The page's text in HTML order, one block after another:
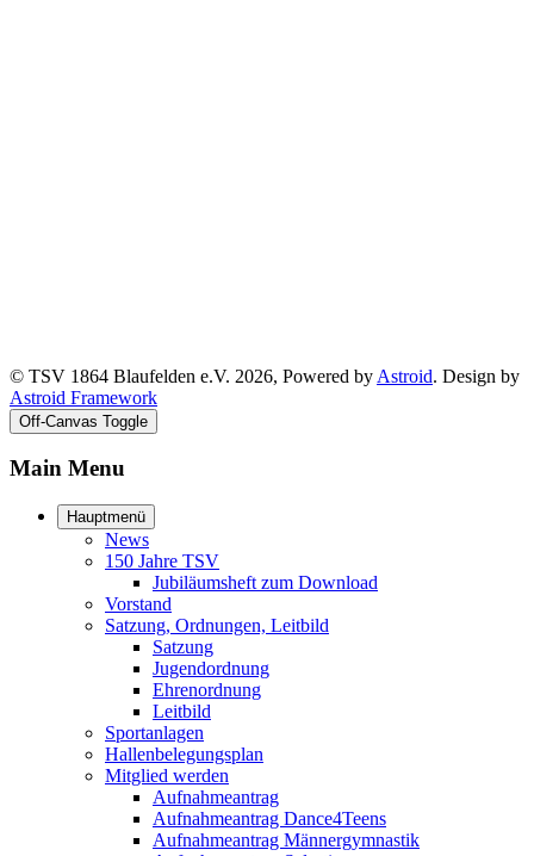
© TSV 1864 Blaufelden e.V. 2026, Powered by Astroid. Design by
Astroid Framework
Off-Canvas Toggle
Main Menu
Hauptmenü
News
150 Jahre TSV
Jubiläumsheft zum Download
Vorstand
Satzung, Ordnungen, Leitbild
Satzung
Jugendordnung
Ehrenordnung
Leitbild
Sportanlagen
Hallenbelegungsplan
Mitglied werden
Aufnahmeantrag
Aufnahmeantrag Dance4Teens
Aufnahmeantrag Männergymnastik